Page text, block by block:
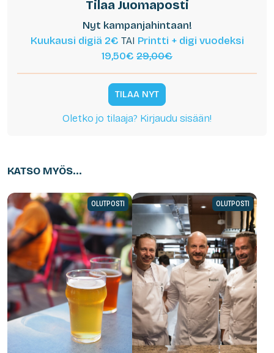
Tilaa Juomaposti
Nyt kampanjahintaan!
Kuukausi digiä 2€ TAI Printti + digi vuodeksi
19,50€ 29,00€
TILAA NYT
Oletko jo tilaaja? Kirjaudu sisään!
KATSO MYÖS...
OLUTPOSTI OLUTPOSTI